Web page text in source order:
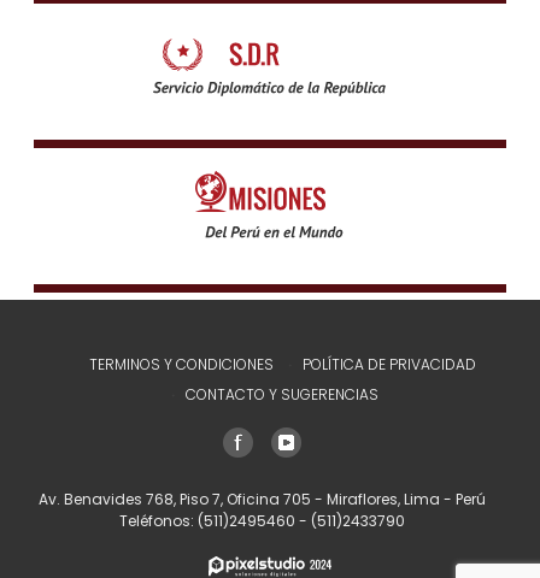
TERMINOS Y CONDICIONES
POLÍTICA DE PRIVACIDAD
CONTACTO Y SUGERENCIAS
Av. Benavides 768, Piso 7, Oficina 705 - Miraflores, Lima - Perú
Teléfonos: (511)2495460 - (511)2433790